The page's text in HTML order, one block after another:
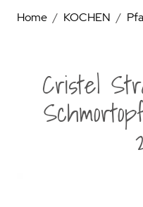
Home / KOCHEN /
Cristel